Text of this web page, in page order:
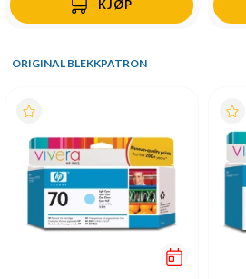
KJØP
ORIGINAL BLEKKPATRON